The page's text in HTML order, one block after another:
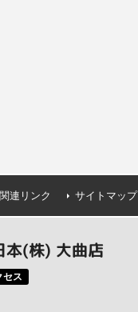
関連リンク サイトマップ
本(株) 大曲店
セス